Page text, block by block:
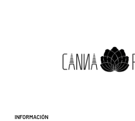
Información